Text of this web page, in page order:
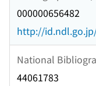
000000656482
http://
National
44061783